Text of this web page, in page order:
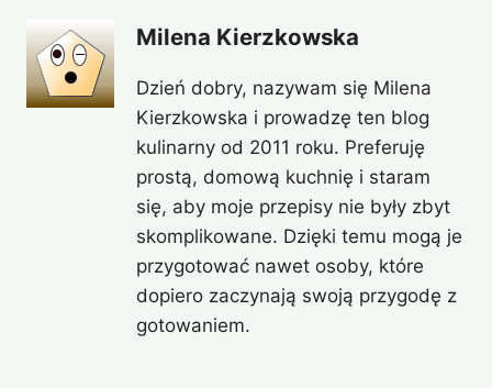
Milena Kierzkowska
Dzień dobry, nazywam się Milena
Kierzkowska i prowadzę ten blog
kulinarny od 2011 roku. Preferuję
prostą, domową kuchnię i staram
się, aby moje przepisy nie były zbyt
skomplikowane. Dzięki temu mogą je
przygotować nawet osoby, które
dopiero zaczynają swoją przygodę z
gotowaniem.